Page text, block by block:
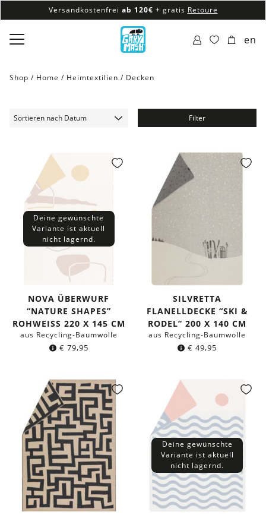
Versandkostenfrei ab 120€ + gratis Retoure
100% veganes & fair produziertes Sortiment
Versandkostenfrei ab 120€
en
Shop / Home / Heimtextilien / Decken
Filter
Deine gewünschte
Variante ist aktuell
nicht lagernd.
NOVA ÜBERWURF
“NATURE SHAPES”
ROHWEISS 220 X 145 CM
aus Recycling-Baumwolle
€ 79,95
SILVRETTA
FLANELLDECKE “SKI &
RODEL” 200 X 140 CM
aus Recycling-Baumwolle
€ 49,95
Deine gewünschte
Variante ist aktuell
nicht lagernd.